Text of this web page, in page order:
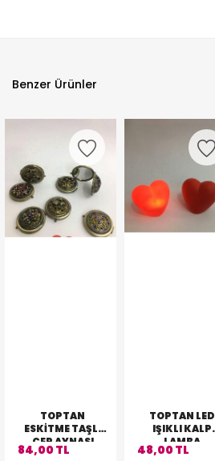
Benzer Ürünler
TOPTAN
ESKITME TAŞLI
CEP AYNASI
84,00 TL
TOPTAN LED
IŞIKLI KALP
LAMBA
48,00 TL